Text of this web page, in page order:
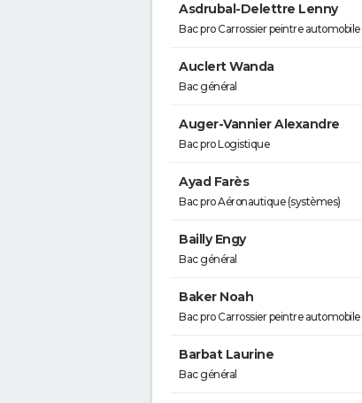
Asdrubal-Delettre Lenny
Bac pro Carrossier peintre automobile
Auclert Wanda
Bac général
Auger-Vannier Alexandre
Bac pro Logistique
Ayad Farès
Bac pro Aéronautique (systèmes)
Bailly Engy
Bac général
Baker Noah
Bac pro Carrossier peintre automobile
Barbat Laurine
Bac général